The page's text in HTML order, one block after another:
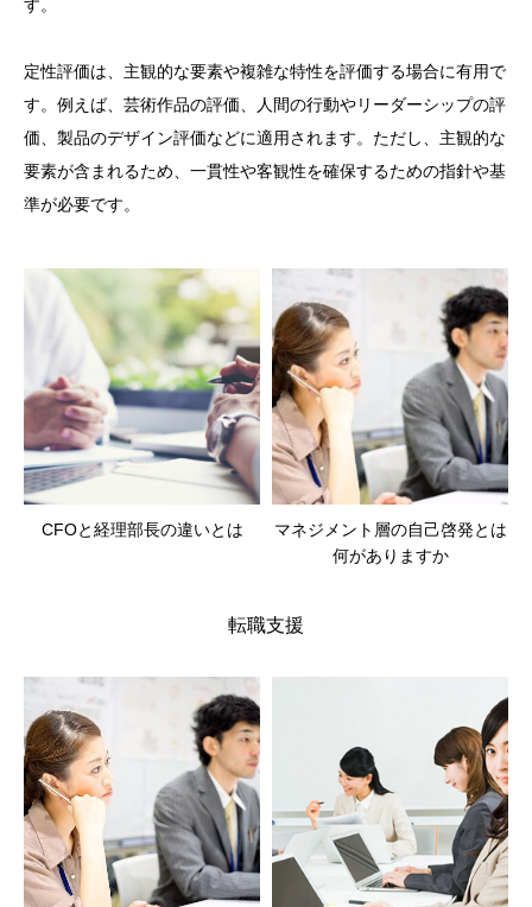
す。
定性評価は、主観的な要素や複雑な特性を評価する場合に有用で
す。例えば、芸術作品の評価、人間の行動やリーダーシップの評
価、製品のデザイン評価などに適用されます。ただし、主観的な
要素が含まれるため、一貫性や客観性を確保するための指針や基
準が必要です。
CFOと経理部長の違いとは
マネジメント層の自己啓発とは
何がありますか
転職支援